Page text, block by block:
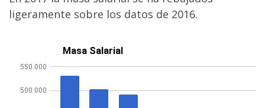
ligeramente sobre los datos de 2016.